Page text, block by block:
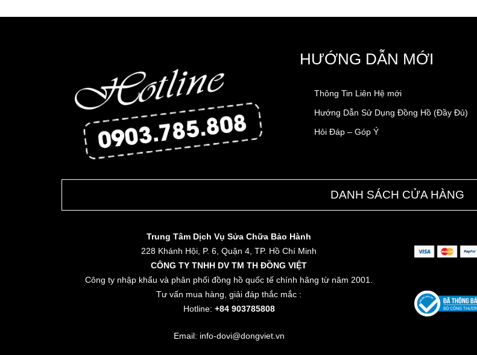
HƯỚNG DẪN MỚI
Thông Tin Liên Hệ mới
Hướng Dẫn Sử Dụng Đồng Hồ (Đầy Đủ)
Hỏi Đáp – Góp Ý
DANH SÁCH CỬA HÀNG
Trung Tâm Dịch Vụ Sửa Chữa Bảo Hành
228 Khánh Hội, P. 6, Quận 4, TP. Hồ Chí Minh
CÔNG TY TNHH DV TM TH ĐỒNG VIỆT
Công ty nhập khẩu và phân phối đồng hồ quốc tế chính hãng từ năm 2001.
Tư vấn mua hàng, giải đáp thắc mắc :
Hotline: +84 903785808
Email: info-dovi@dongviet.vn